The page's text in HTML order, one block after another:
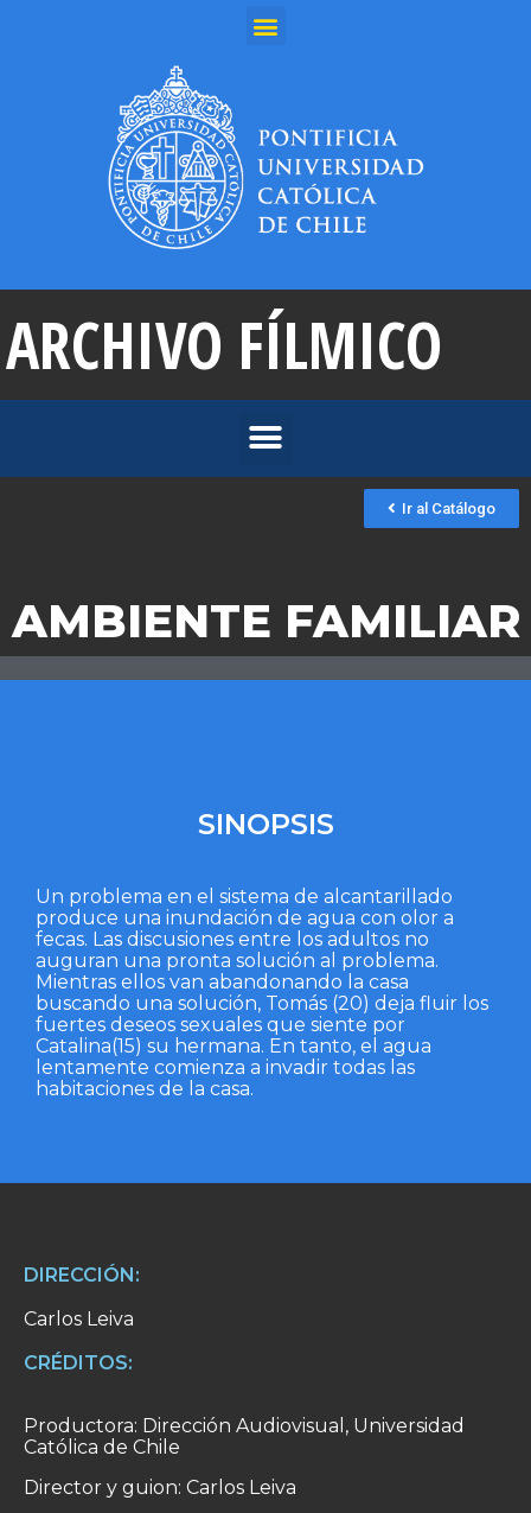
ARCHIVO FÍLMICO
Ir al Catálogo
AMBIENTE FAMILIAR
SINOPSIS
Un problema en el sistema de alcantarillado
produce una inundación de agua con olor a
fecas. Las discusiones entre los adultos no
auguran una pronta solución al problema.
Mientras ellos van abandonando la casa
buscando una solución, Tomás (20) deja fluir los
fuertes deseos sexuales que siente por
Catalina(15) su hermana. En tanto, el agua
lentamente comienza a invadir todas las
habitaciones de la casa.
DIRECCIÓN:
Carlos Leiva
CRÉDITOS:
Productora: Dirección Audiovisual, Universidad
Católica de Chile
Director y guion: Carlos Leiva